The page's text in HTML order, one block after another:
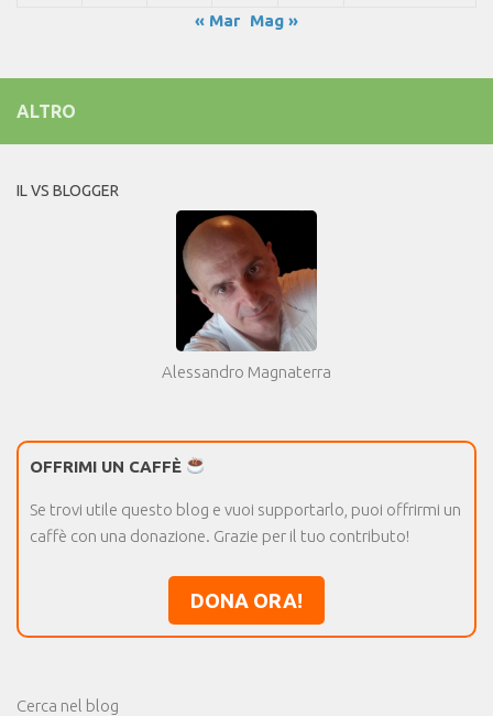
« Mar Mag »
ALTRO
IL VS BLOGGER
Alessandro Magnaterra
OFFRIMI UN CAFFÈ
Se trovi utile questo blog e vuoi supportarlo, puoi offrirmi un
caffè con una donazione. Grazie per il tuo contributo!
DONA ORA!
Cerca nel blog